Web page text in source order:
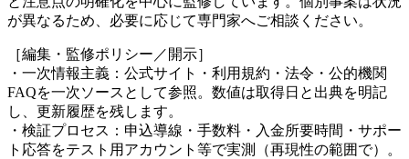
が異なるため、必要に応じて専門家へご相談ください。
［編集・監修ポリシー／開示］
・一次情報主義：公式サイト・利用規約・法令・公的機関
FAQを一次ソースとして参照。数値は取得日と出典を明記
し、更新履歴を残します。
・検証プロセス：申込導線・手数料・入金所要時間・サポー
ト応答をテスト用アカウント等で実測（再現性の範囲で）。